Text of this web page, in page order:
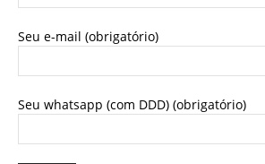
Seu e-mail (obrigatório)
Seu whatsapp (com DDD) (obrigatório)